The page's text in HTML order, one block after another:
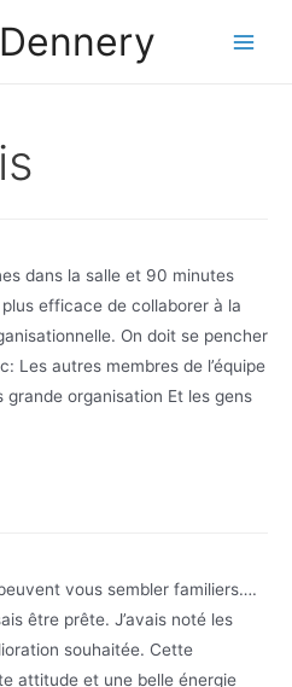
dans la salle et 90 minutes
efficace de collaborer à la
On doit se pencher
Les autres membres de l’équipe
grande organisation Et les gens
vous sembler familiers….
être prête. J’avais noté les
souhaitée. Cette
attitude et une belle énergie